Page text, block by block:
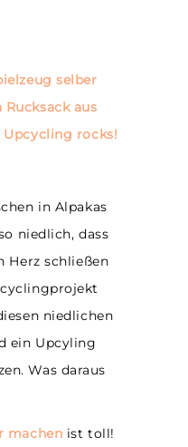
selber
Rucksack aus
Upcycling rocks!
in Alpakas
niedlich, dass
Herz schließen
niedlichen
ein Upcyling
Was daraus
machen ist toll!